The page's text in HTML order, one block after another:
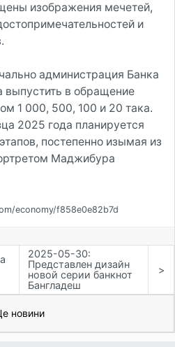
изображения мечетей,
и
администрация Банка
выпустить в обращение
1 000, 500, 100 и 20 така.
2025 года планируется
постепенно изымая из
Маджибура
economy/f858e0e82b7d
2025-05-30:
Представлен дизайн
новой серии банкнот
Бангладеш
>
новини